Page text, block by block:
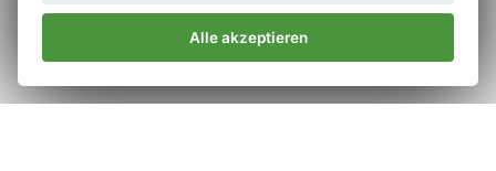
Impressum
Alle akzeptieren